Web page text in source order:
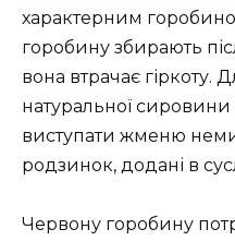
характерним
горобину збирають
вона втрачає гіркоту.
натуральної сировини
виступати жменю
родзинок, додані в
Червону горобину